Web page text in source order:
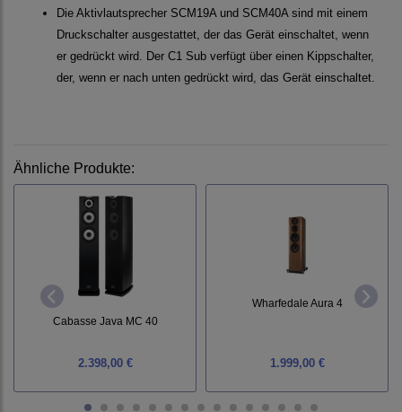
Die Aktivlautsprecher SCM19A und SCM40A sind mit einem
Druckschalter ausgestattet, der das Gerät einschaltet, wenn
er gedrückt wird. Der C1 Sub verfügt über einen Kippschalter,
der, wenn er nach unten gedrückt wird, das Gerät einschaltet.
Ähnliche Produkte:
Cabasse Java MC 40
2.398,00 €
Wharfedale Aura 4
1.999,00 €